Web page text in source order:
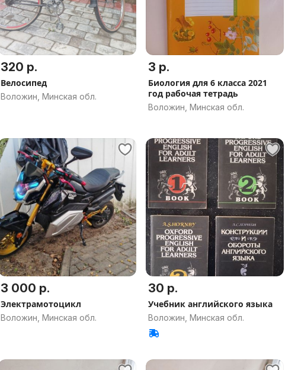
320 р.
Велосипед
Воложин, Минская обл.
3 р.
Биология для 6 класса 2021
год рабочая тетрадь
Воложин, Минская обл.
3 000 р.
Электрамотоцикл
Воложин, Минская обл.
30 р.
Учебник английского языка
Воложин, Минская обл.